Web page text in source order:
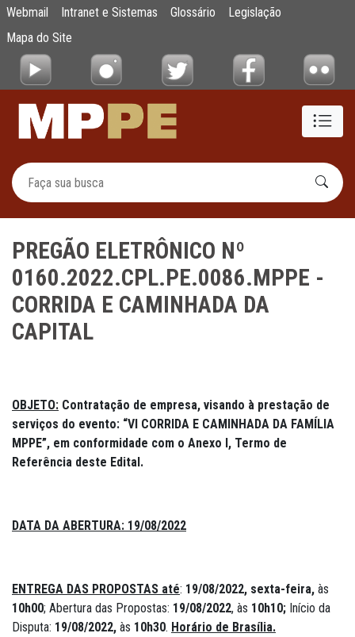
Pular para o Conteúdo principal
PREGÃO ELETRÔNICO Nº
Webmail Intranet e Sistemas Glossário
Legislação
Mapa do Site
PREGÃO ELETRÔNICO Nº
0160.2022.CPL.PE.0086.MPPE -
CORRIDA E CAMINHADA DA
CAPITAL
OBJETO: Contratação de empresa, visando à prestação de
serviços do evento: “VI CORRIDA E CAMINHADA DA FAMÍLIA
MPPE”, em conformidade com o Anexo I, Termo de
Referência deste Edital.
DATA DA ABERTURA: 19/08/2022
ENTREGA DAS PROPOSTAS até: 19/08/2022, sexta-feira, às
10h00; Abertura das Propostas: 19/08/2022, às 10h10; Início da
Disputa: 19/08/2022, às 10h30. Horário de Brasília.